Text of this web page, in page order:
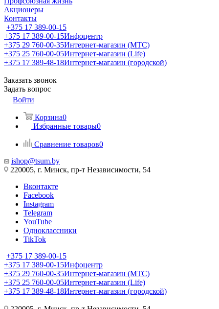
Акционеры
Контакты
+375 17 389-00-15
+375 17 389-00-15Инфоцентр
+375 29 760-00-35Интернет-магазин (МТС)
+375 25 760-00-05Интернет-магазин (Life)
+375 17 389-48-18Интернет-магазин (городской)
Заказать звонок
Задать вопрос
Войти
Корзина0
Избранные товары0
Сравнение товаров0
ishop@tsum.by
220005, г. Минск, пр-т Независимости, 54
Вконтакте
Facebook
Instagram
Telegram
YouTube
Одноклассники
TikTok
+375 17 389-00-15
+375 17 389-00-15Инфоцентр
+375 29 760-00-35Интернет-магазин (МТС)
+375 25 760-00-05Интернет-магазин (Life)
+375 17 389-48-18Интернет-магазин (городской)